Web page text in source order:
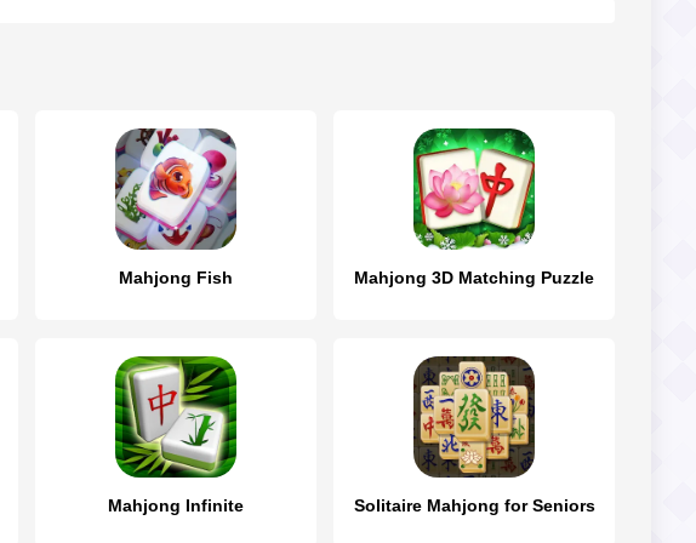
Mahjong Fish Mahjong 3D Matching Puzzle
Mahjong Infinite Solitaire Mahjong for Seniors